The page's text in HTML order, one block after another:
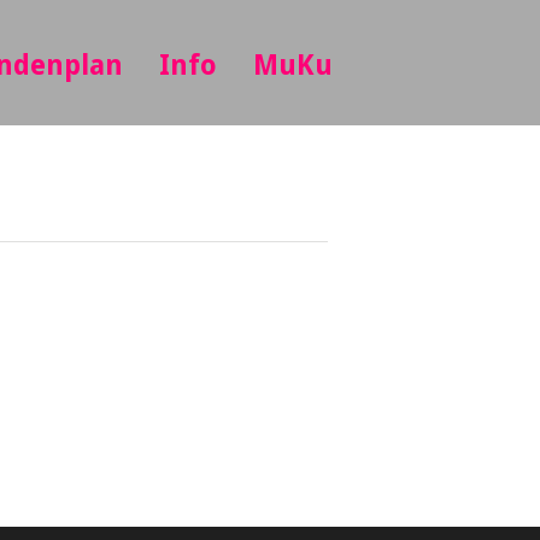
Info MuKu